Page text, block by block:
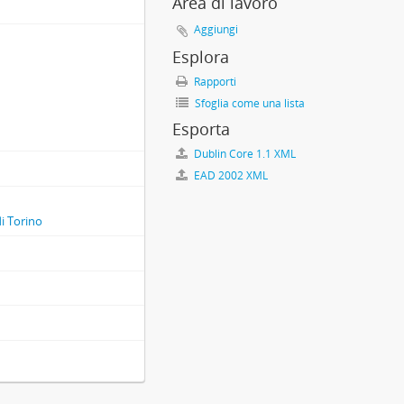
Torino
Aggiungi
Esplora
Rapporti
Sfoglia come una lista
Esporta
Dublin Core 1.1 XML
EAD 2002 XML